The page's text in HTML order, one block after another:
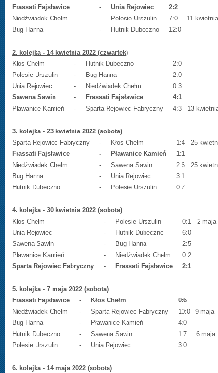
Frassati Fajsławice
- Unia Rejowiec
2:2
Niedźwiadek Chełm
- Polesie Urszulin 7:0
11 kwietnia
Bug Hanna
- Hutnik Dubeczno 12:0
2. kolejka - 14 kwietnia 2022 (czwartek)
Kłos Chełm
- Hutnik Dubeczno
2:0
Polesie Urszulin
- Bug Hanna
2:0
Unia Rejowiec
- Niedźwiadek Chełm
0:3
Sawena Sawin
- Frassati Fajsławice
4:1
Pławanice Kamień
- Sparta Rejowiec Fabryczny 4:3 13
3. kolejka - 23 kwietnia 2022 (sobota)
Sparta Rejowiec Fabryczny
- Kłos Chełm 1:4
25
Frassati Fajsławice
- Pławanice Kamień
1:1
Niedźwiadek Chełm
- Sawena Sawin 2:6
25
Bug Hanna
- Unia Rejowiec
3:1
Hutnik Dubeczno
- Polesie Urszulin 0:7
4. kolejka - 30 kwietnia 2022 (sobota)
Kłos Chełm
- Polesie Urszulin 0:1
2 maja
Unia Rejowiec
- Hutnik Dubeczno
6:0
Sawena Sawin
- Bug Hanna
2:5
Pławanice Kamień
- Niedźwiadek Chełm
0:2
Sparta Rejowiec Fabryczny
- Frassati Fajsławice 2:1
5. kolejka - 7 maja 2022 (sobota)
Frassati Fajsławice
- Kłos Chełm
0:6
Niedźwiadek Chełm
- Sparta Rejowiec Fabryczny 10:0
9 maja
Bug Hanna
- Pławanice Kamień
4:0
Hutnik Dubeczno
- Sawena Sawin 1:7
6 maja
Polesie Urszulin
- Unia Rejowiec 3:0
6. kolejka - 14 maja 2022 (sobota)